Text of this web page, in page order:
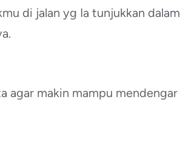
di jalan yg Ia tunjukkan dalam
agar makin mampu mendengar